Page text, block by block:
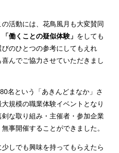
活動には、花鳥風月も大変賛同
「働くことの疑似体験」 をしても
のひとつの参考にしてもえれ
んでご協力させていただきまし
名という「あきんどまなか」さ
規模の職業体験イベントとなり
な取り組み・主催者・参加企業
事開催することができました。
しでも興味を持ってもらえたら